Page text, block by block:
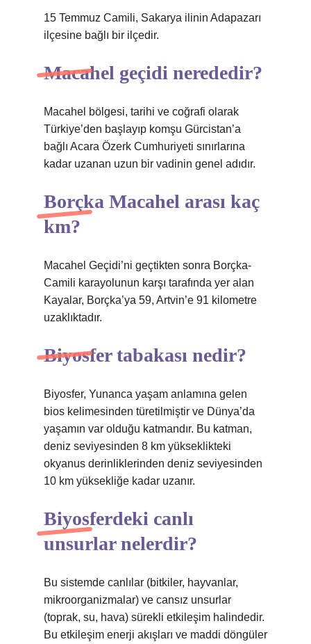
15 Temmuz Camili, Sakarya ilinin Adapazarı
ilçesine bağlı bir ilçedir.
Macahel geçidi nerededir?
Macahel bölgesi, tarihi ve coğrafi olarak
Türkiye’den başlayıp komşu Gürcistan’a
bağlı Acara Özerk Cumhuriyeti sınırlarına
kadar uzanan uzun bir vadinin genel adıdır.
Borçka Macahel arası kaç
km?
Macahel Geçidi’ni geçtikten sonra Borçka-
Camili karayolunun karşı tarafında yer alan
Kayalar, Borçka’ya 59, Artvin’e 91 kilometre
uzaklıktadır.
Biyosfer tabakası nedir?
Biyosfer, Yunanca yaşam anlamına gelen
bios kelimesinden türetilmiştir ve Dünya’da
yaşamın var olduğu katmandır. Bu katman,
deniz seviyesinden 8 km yükseklikteki
okyanus derinliklerinden deniz seviyesinden
10 km yüksekliğe kadar uzanır.
Biyosferdeki canlı
unsurlar nelerdir?
Bu sistemde canlılar (bitkiler, hayvanlar,
mikroorganizmalar) ve cansız unsurlar
(toprak, su, hava) sürekli etkileşim halindedir.
Bu etkileşim enerji akışları ve maddi döngüler